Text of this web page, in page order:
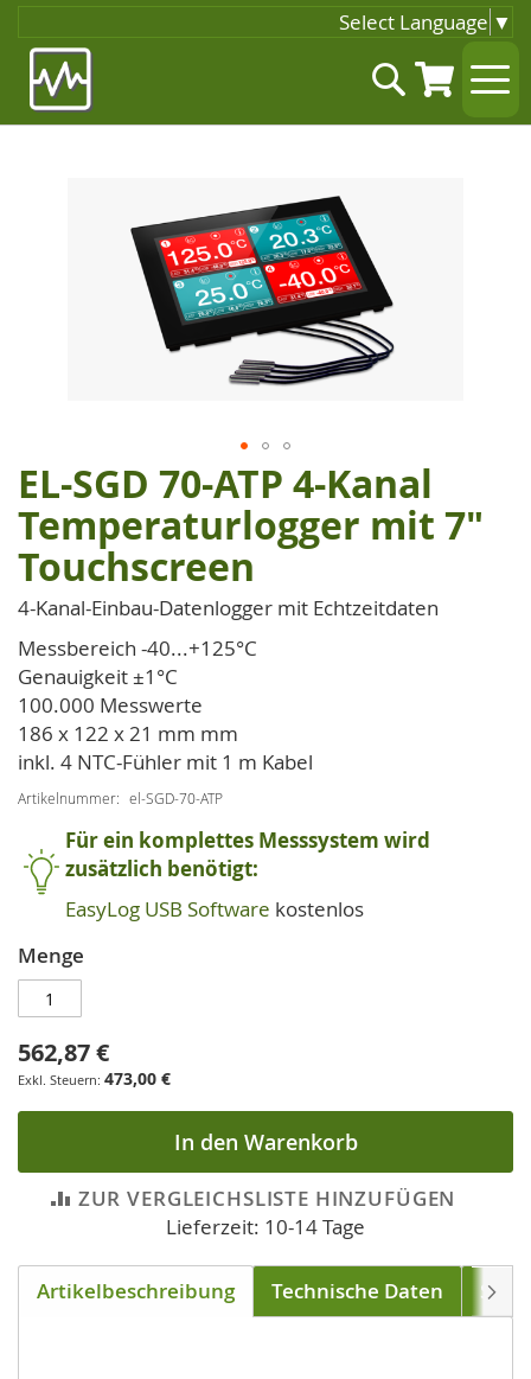
Select Language ▼
Inhalt
springen
Suche
Zum
Anfang
der
Bildgalerie
springen
EL-SGD 70-ATP 4-Kanal
Temperaturlogger mit 7"
Touchscreen
4-Kanal-Einbau-Datenlogger mit Echtzeitdaten
Messbereich -40...+125°C
Genauigkeit ±1°C
100.000 Messwerte
186 x 122 x 21 mm mm
inkl. 4 NTC-Fühler mit 1 m Kabel
Artikelnummer el-SGD-70-ATP
Für ein komplettes Messsystem wird
zusätzlich benötigt:
EasyLog USB Software kostenlos
Menge
562,87 €
473,00 €
In den Warenkorb
ZUR VERGLEICHSLISTE HINZUFÜGEN
Lieferzeit: 10-14 Tage
Artikelbeschreibung Technische Daten